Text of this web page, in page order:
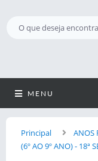
MENU
Principal ANOS
(6º AO 9º ANO) - 18ª